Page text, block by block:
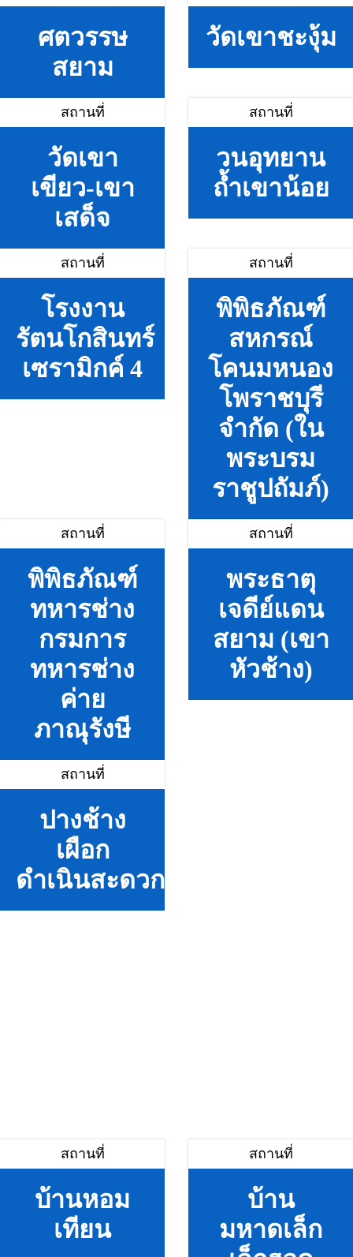
ศตวรรษ
สยาม
วัดเขาชะงุ้ม
สถานที่
วัดเขา
เขียว-เขา
เสด็จ
สถานที่
วนอุทยาน
ถ้ำเขาน้อย
สถานที่
โรงงาน
รัตนโกสินทร์
เซรามิกค์ 4
สถานที่
พิพิธภัณฑ์
สหกรณ์
โคนมหนอง
โพราชบุรี
จำกัด (ใน
พระบรม
ราชูปถัมภ์)
สถานที่
พิพิธภัณฑ์
ทหารช่าง
กรมการ
ทหารช่าง
ค่าย
ภาณุรังษี
สถานที่
พระธาตุ
เจดีย์แดน
สยาม (เขา
หัวช้าง)
สถานที่
ปางช้าง
เผือก
ดำเนินสะดวก
สถานที่
บ้านหอม
เทียน
สถานที่
บ้าน
มหาดเล็ก